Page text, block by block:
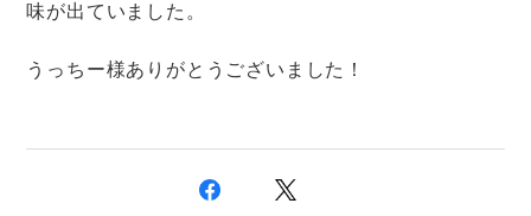
味が出ていました。
うっちー様ありがとうございました！